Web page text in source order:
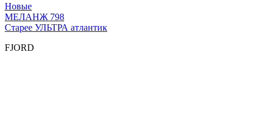
Новые
МЕЛАНЖ 798
Старее УЛЬТРА атлантик
FJORD